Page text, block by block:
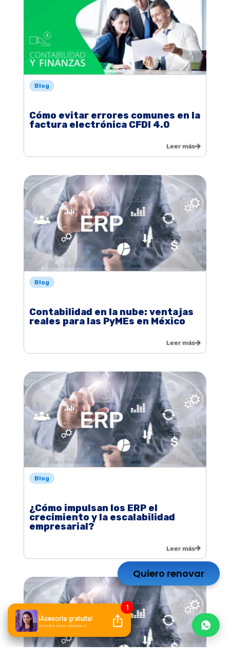
Blog
Cómo evitar errores comunes en la
factura electrónica CFDI 4.0
Leer más
Blog
Contabilidad en la nube: ventajas
reales para las PyMEs en México
Leer más
Blog
¿Cómo impulsan los ERP el
crecimiento y la escalabilidad
empresarial?
Leer más
Quiero renovar